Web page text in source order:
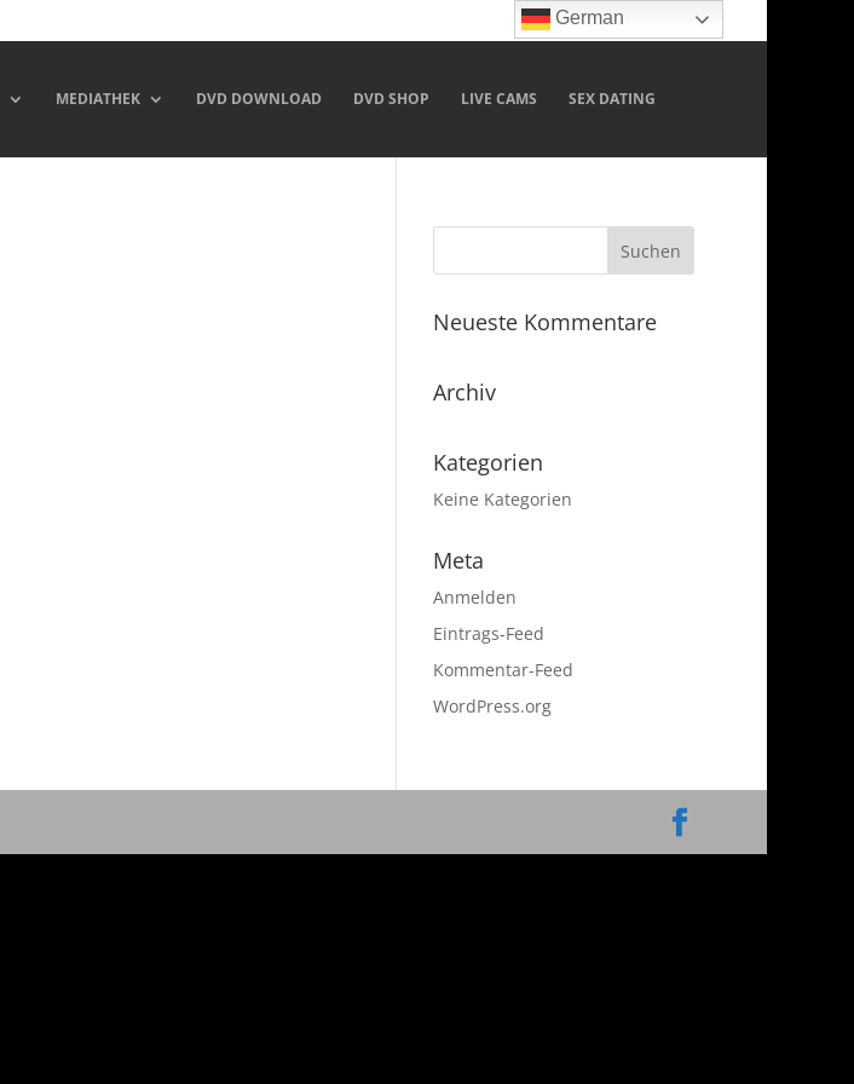
MEDIATHEK DVD DOWNLOAD DVD SHOP LIVE CAMS SEX DATING
Neueste Kommentare
Archiv
Kategorien
Keine Kategorien
Meta
Anmelden
Eintrags-Feed
Kommentar-Feed
WordPress.org
German